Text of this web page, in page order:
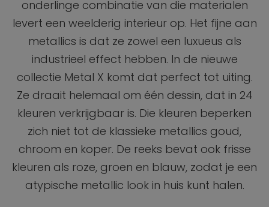
onderlinge combinatie van die materialen
levert een weelderig interieur op. Het fijne aan
metallics is dat ze zowel een luxueus als
industrieel effect hebben. In de nieuwe
collectie Metal X komt dat perfect tot uiting.
Ze draait helemaal om één dessin, dat in 24
kleuren verkrijgbaar is. Die kleuren beperken
zich niet tot de klassieke metallics goud,
chroom en koper. De reeks bevat ook frisse
kleuren als roze, groen en blauw, zodat je een
atypische metallic look in huis kunt halen.